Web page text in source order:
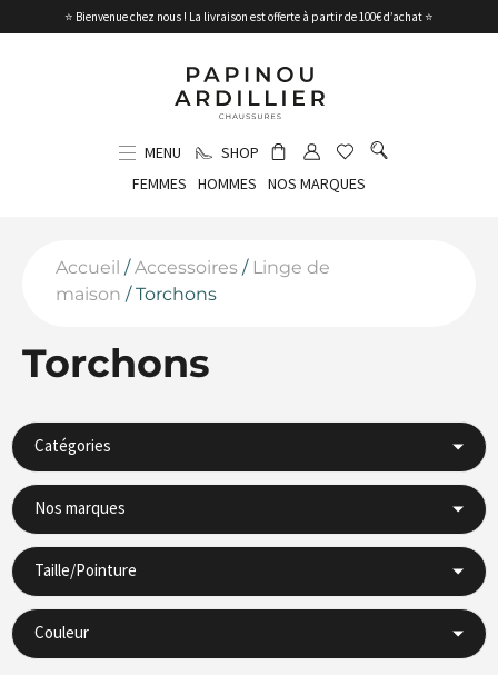
⭐ Bienvenue chez nous ! La livraison est offerte à partir de 100€ d’achat ⭐
MENU
SHOP
FEMMES
HOMMES NOS MARQUES
Accueil /Accessoires / Linge de
maison / Torchons
Torchons
Catégories
Nos marques
Taille/Pointure
Couleur